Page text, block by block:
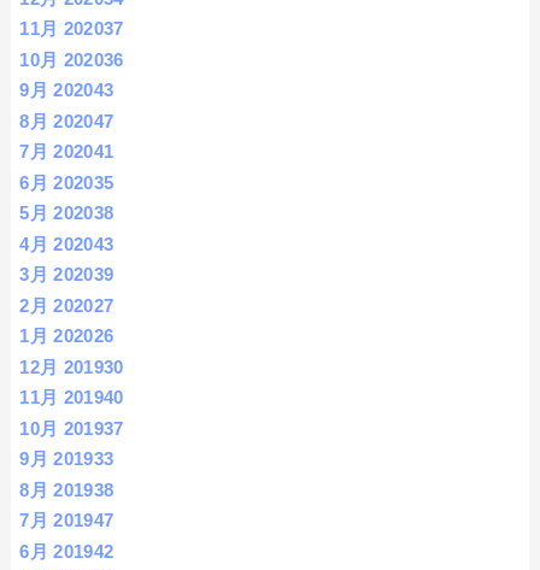
11月 202037
10月 202036
9月 202043
8月 202047
7月 202041
6月 202035
5月 202038
4月 202043
3月 202039
2月 202027
1月 202026
12月 201930
11月 201940
10月 201937
9月 201933
8月 201938
7月 201947
6月 201942